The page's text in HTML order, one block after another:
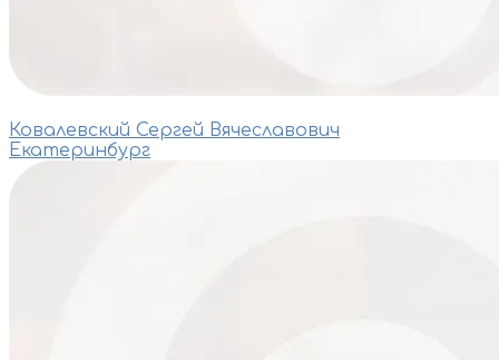
Ковалевский Сергей Вячеславович
Екатеринбург